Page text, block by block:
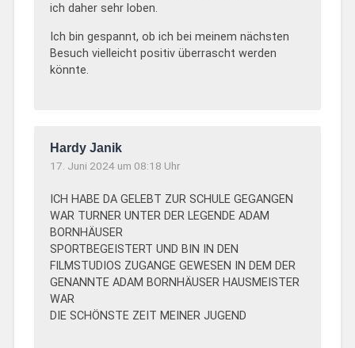
ich daher sehr loben.
Ich bin gespannt, ob ich bei meinem nächsten
Besuch vielleicht positiv überrascht werden
könnte.
Hardy Janik
17. Juni 2024 um 08:18 Uhr
ICH HABE DA GELEBT ZUR SCHULE GEGANGEN
WAR TURNER UNTER DER LEGENDE ADAM
BORNHÄUSER
SPORTBEGEISTERT UND BIN IN DEN
FILMSTUDIOS ZUGANGE GEWESEN IN DEM DER
GENANNTE ADAM BORNHÄUSER HAUSMEISTER
WAR
DIE SCHÖNSTE ZEIT MEINER JUGEND